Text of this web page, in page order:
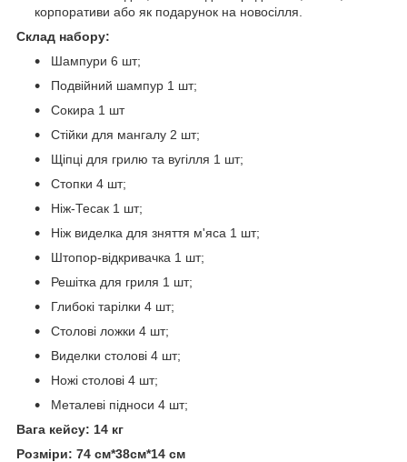
корпоративи або як подарунок на новосілля.
Склад набору:
Шампури 6 шт;
Подвійний шампур 1 шт;
Сокира 1 шт
Стійки для мангалу 2 шт;
Щіпці для грилю та вугілля 1 шт;
Стопки 4 шт;
Ніж-Тесак 1 шт;
Ніж виделка для зняття м'яса 1 шт;
Штопор-відкривачка 1 шт;
Решітка для гриля 1 шт;
Глибокі тарілки 4 шт;
Столові ложки 4 шт;
Виделки столові 4 шт;
Ножі столові 4 шт;
Металеві підноси 4 шт;
Вага кейсу: 14 кг
Розміри: 74 см*38см*14 см